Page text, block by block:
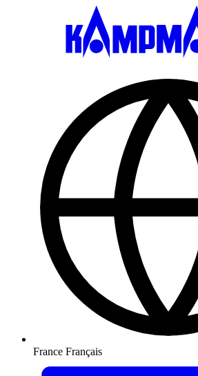
France Français